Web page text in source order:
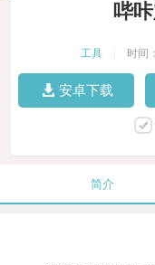
哔
工具 时间
安卓下载
简介